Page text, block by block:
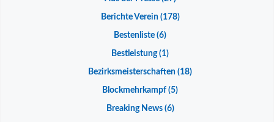
Berichte Verein(178)
Bestenliste (6)
Bestleistung(1)
Bezirksmeisterschaften (18)
Blockmehrkampf (5)
Breaking News(6)